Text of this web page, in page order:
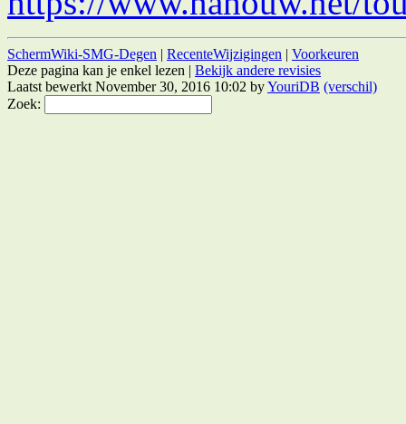
SchermWiki-SMG-Degen | RecenteWijzigingen | Voorkeuren
Deze pagina kan je enkel lezen | Bekijk andere revisies
Laatst bewerkt November 30, 2016 10:02 byYouriDB (verschil)
Zoek: